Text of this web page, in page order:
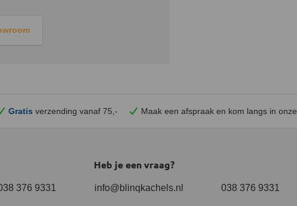
Gratis verzending vanaf 75,- Maak een afspraak en kom langs in onze
Heb je een vraag?
376 9331 info@blinqkachels.nl 038 376 9331